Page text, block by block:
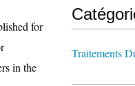
for
in the
Traitements